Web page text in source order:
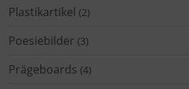
Plastikartikel (2)
Poesiebilder (3)
Prägeboards (4)